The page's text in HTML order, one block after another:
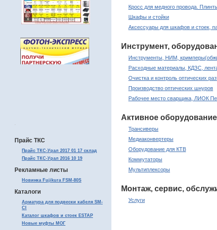
.
Прайс ТКС
Прайс ТКС-Урал 2017 01 17 склад
Прайс ТКС-Урал 2016 10 19
Рекламные листы
Новинка Fujikura FSM-80S
Каталоги
Арматура для подвески кабеля SM-
CI
Каталог шкафов и стоек ESTAP
Новые муфты МОГ
Кросс для медного провода.
Шкафы и стойки
Аксессуары для шкафов и стоек,
Инструмент,
Инструменты, НИМ,
Расходные материалы, КДЗС,
Очистка и контроль оптических
Производство оптических шнуров
Рабочее место сварщика, ЛИОК
Активное оборудование
Трансиверы
Медиаконвертеры
Оборудование для КТВ
Коммутаторы
Мультиплексоры
Монтаж, сервис,
Услуги